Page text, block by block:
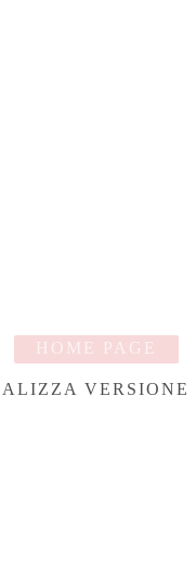
HOME PAGE
VERSIONE